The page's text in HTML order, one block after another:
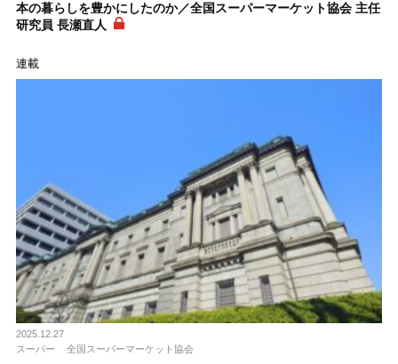
本の暮らしを豊かにしたのか／全国スーパーマーケット協会 主任
研究員 長瀬直人
連載
2025.12.27
スーパー
全国スーパーマーケット協会